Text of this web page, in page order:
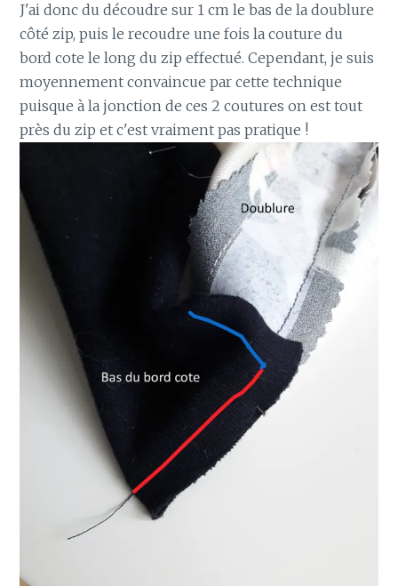
J'ai donc du découdre sur 1 cm le bas de la doublure
côté zip, puis le recoudre une fois la couture du
bord cote le long du zip effectué. Cependant, je suis
moyennement convaincue par cette technique
puisque à la jonction de ces 2 coutures on est tout
près du zip et c'est vraiment pas pratique !